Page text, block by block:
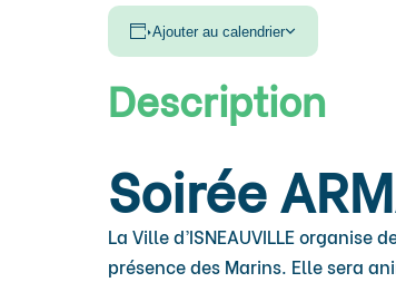
Ajouter au calendrier
Description
Soirée
La Ville d’ISNEAUVILLE
présence des Marins. Elle sera